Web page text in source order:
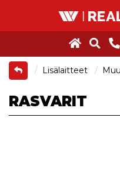
Lisälaitteet
RASVARIT